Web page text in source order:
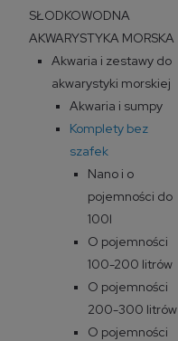
SŁODKOWODNA
AKWARYSTYKA MORSKA
Akwaria i zestawy do
akwarystyki morskiej
Akwaria i sumpy
Komplety bez
szafek
Nano i o
pojemności do
100l
O pojemności
100-200 litrów
O pojemności
200-300 litrów
O pojemności